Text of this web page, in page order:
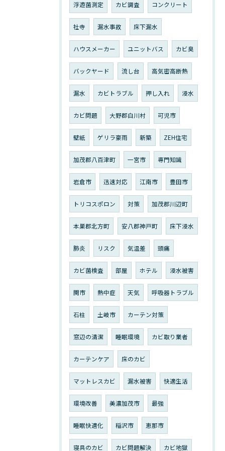
浮遊菌測定 カビ調査 コンクリート
社寺 漏水事故 床下漏水
ハウスメーカー ユニットバス カビ臭
バックヤード 流し台 高気密高断熱
漏水 カビトラブル 押し入れ 浸水
カビ問題 大野郡白川村 可児市
壁紙 ゲリラ豪雨 新築 ZEH住宅
加茂郡八百津町 一宮市 専門知識
岩倉市 迅速対応 江南市 豊田市
トリコスポロン 対策 加茂郡川辺町
本巣郡北方町 安八郡神戸町 床下浸水
肺炎 リスク 気温差 頭痛
カビ菌検査 部屋 ホテル 浸水被害
関市 熱中症 天気 呼吸器トラブル
石柱 土岐市 カーテン対策
窓辺の清潔 睡眠環境 カビ取り業者
カーテンケア 床のカビ
マットレスカビ 漏水被害 快適生活
環境改善 美濃加茂市 最強
睡眠快適化 稲沢市 恵那市
寝具のカビ カビ問題解決 カビ地獄